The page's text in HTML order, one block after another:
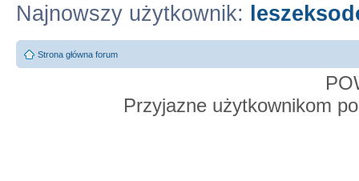
Najnowszy użytkownik:
Strona główna forum
Przyjazne użytkownikom